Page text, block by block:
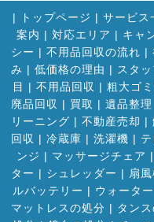
| トップページ | サービス
案内 | 対応エリア | キャ
シー | 不用品回収の流れ |
み | 低価格の理由 | スタ
目
| 不用品回収 | 粗大ゴ
廃品回収 | 買取 | 遺品整理
リーニング | 不動産売却 |
回収 | 冷蔵庫 | 洗濯機 |
ンジ | マッサージチェア |
ター | シュレッダー | 扇
ルバッテリー | ウォータ
マットレスの処分 | タン